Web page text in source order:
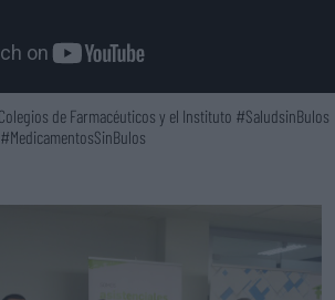
de Farmacéuticos y el Instituto #SaludsinBulos